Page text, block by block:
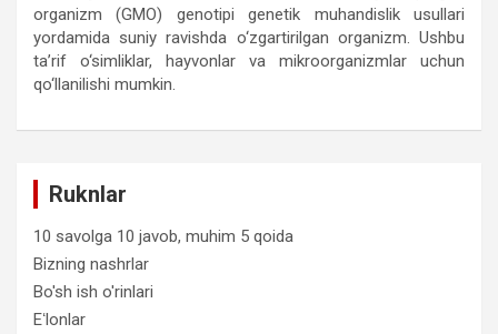
organizm (GMO) genotipi genetik muhandislik usullari
yordamida suniy ravishda o‘zgartirilgan organizm. Ushbu
ta’rif o‘simliklar, hayvonlar va mikroorganizmlar uchun
qo‘llanilishi mumkin.
Ruknlar
10 savolga 10 javob, muhim 5 qoida
Bizning nashrlar
Bo'sh ish o'rinlari
Eʻlonlar